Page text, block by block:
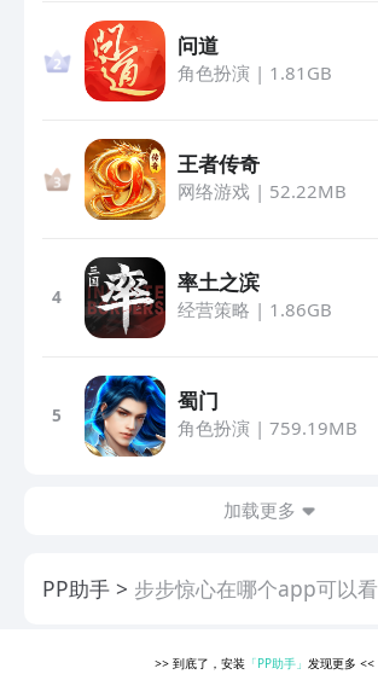
问道
角色扮演 | 1.81GB
王者传奇
网络游戏| 52.22MB
4
率土之滨
经营策略 | 1.86GB
5
蜀门
角色扮演 | 759.19MB
加载更多
PP助手 步步惊心在哪个app可以看
>> 到底了，安装 「PP助手」 发现更多<<